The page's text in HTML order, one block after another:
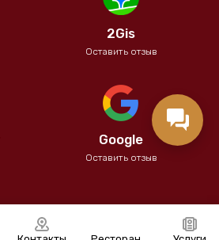
2Gis
Оставить отзыв
Google
Оставить отзыв